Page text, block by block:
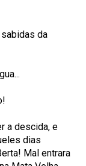
da
a descida, e
dias
Mal entrara